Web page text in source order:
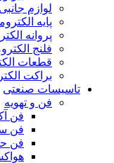
لوازم
پایه
پروانه
فلنج
قطعات
براکت
تاسیسات صنعتی
فن و تهویه
فن
فن
فن